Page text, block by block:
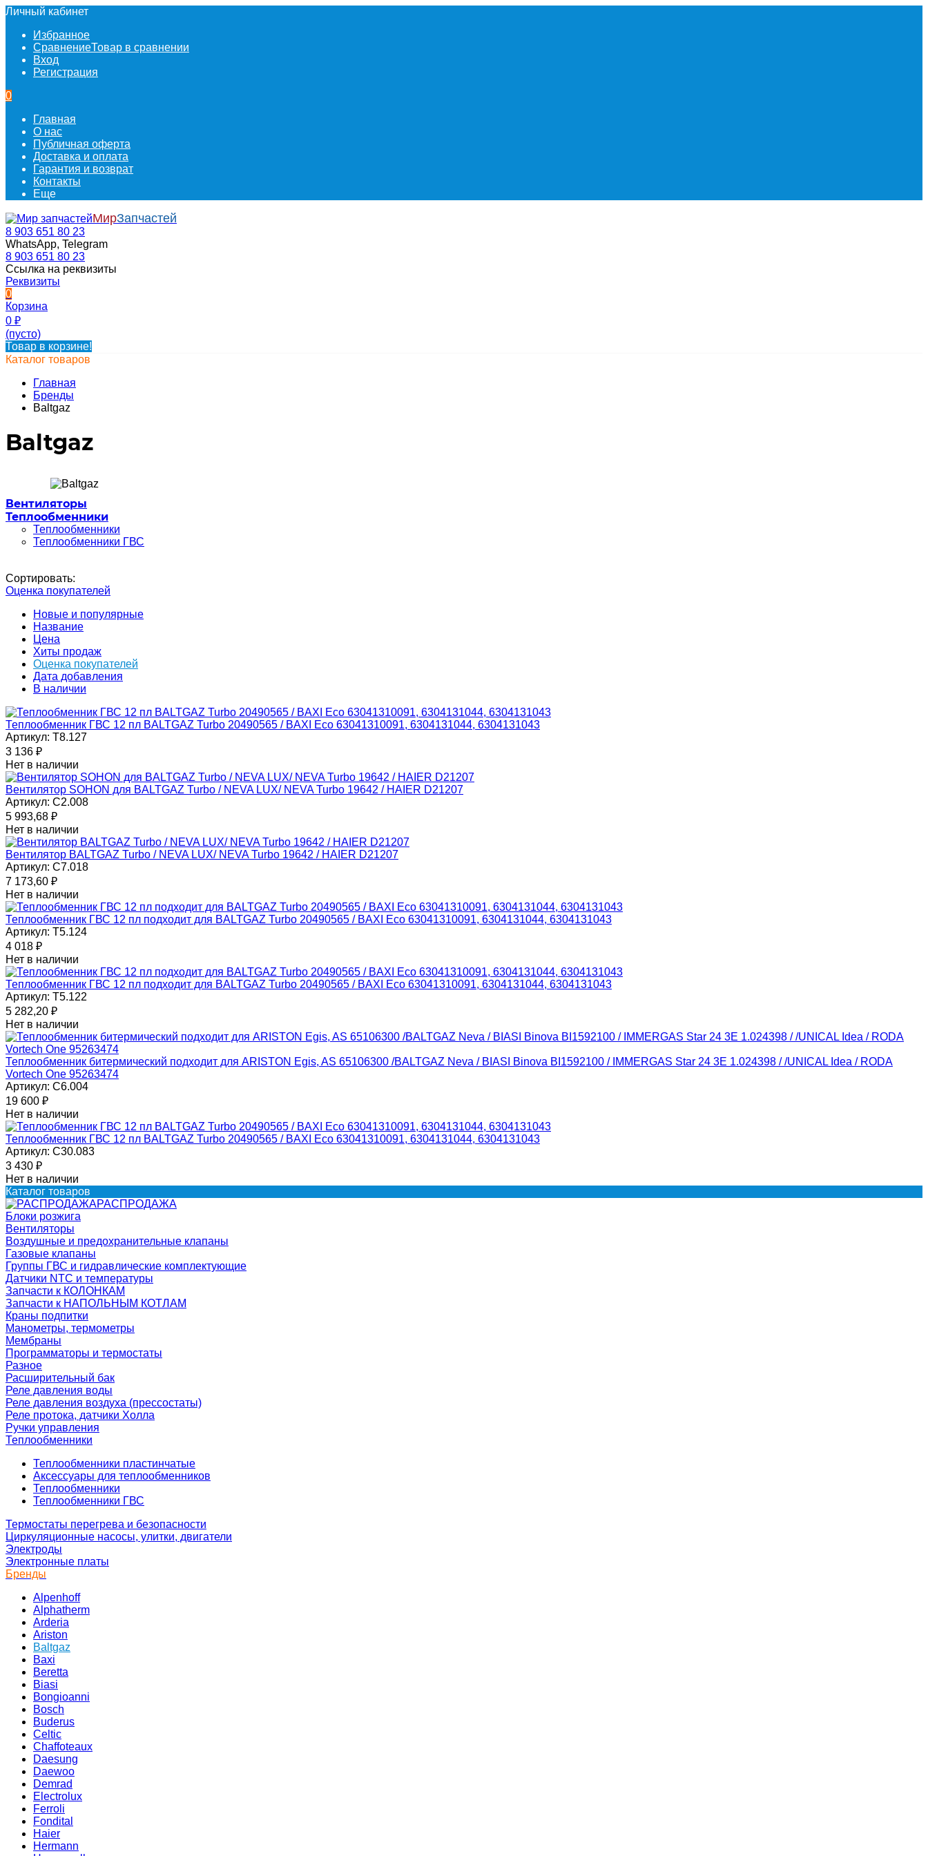
Личный кабинет
Избранное
СравнениеТовар в сравнении
Вход
Регистрация
0
Главная
О нас
Публичная оферта
Доставка и оплата
Гарантия и возврат
Контакты
Еще
МирЗапчастей
8 903 651 80 23
WhatsApp, Telegram
8 903 651 80 23
Ссылка на реквизиты
Реквизиты
0
Корзина
0 ₽
(пусто)
Товар в корзине!
Каталог товаров
Главная
Бренды
Baltgaz
Baltgaz
Вентиляторы
Теплообменники
Теплообменники
Теплообменники ГВС
Сортировать:
Оценка покупателей
Новые и популярные
Название
Цена
Хиты продаж
Оценка покупателей
Дата добавления
В наличии
Теплообменник ГВС 12 пл BALTGAZ Turbo 20490565 / BAXI Eco 63041310091, 6304131044, 6304131043
Артикул: T8.127
3 136 ₽
Нет в наличии
Вентилятор SOHON для BALTGAZ Turbo / NEVA LUX/ NEVA Turbo 19642 / HAIER D21207
Артикул: C2.008
5 993,68 ₽
Нет в наличии
Вентилятор BALTGAZ Turbo / NEVA LUX/ NEVA Turbo 19642 / HAIER D21207
Артикул: C7.018
7 173,60 ₽
Нет в наличии
Теплообменник ГВС 12 пл подходит для BALTGAZ Turbo 20490565 / BAXI Eco 63041310091, 6304131044, 6304131043
Артикул: T5.124
4 018 ₽
Нет в наличии
Теплообменник ГВС 12 пл подходит для BALTGAZ Turbo 20490565 / BAXI Eco 63041310091, 6304131044, 6304131043
Артикул: T5.122
5 282,20 ₽
Нет в наличии
Теплообменник битермический подходит для ARISTON Egis, AS 65106300 /BALTGAZ Neva / BIASI Binova BI1592100 / IMMERGAS Star 24 3E 1.024398 / /UNICAL Idea / RODA
Vortech One 95263474
Артикул: C6.004
19 600 ₽
Нет в наличии
Теплообменник ГВС 12 пл BALTGAZ Turbo 20490565 / BAXI Eco 63041310091, 6304131044, 6304131043
Артикул: C30.083
3 430 ₽
Нет в наличии
Каталог товаров
РАСПРОДАЖА
Блоки розжига
Вентиляторы
Воздушные и предохранительные клапаны
Газовые клапаны
Группы ГВС и гидравлические комплектующие
Датчики NTC и температуры
Запчасти к КОЛОНКАМ
Запчасти к НАПОЛЬНЫМ КОТЛАМ
Краны подпитки
Манометры, термометры
Мембраны
Программаторы и термостаты
Разное
Расширительный бак
Реле давления воды
Реле давления воздуха (прессостаты)
Реле протока, датчики Холла
Ручки управления
Теплообменники
Теплообменники пластинчатые
Аксессуары для теплообменников
Теплообменники
Теплообменники ГВС
Термостаты перегрева и безопасности
Циркуляционные насосы, улитки, двигатели
Электроды
Электронные платы
Бренды
Alpenhoff
Alphatherm
Arderia
Ariston
Baltgaz
Baxi
Beretta
Biasi
Bongioanni
Bosch
Buderus
Celtic
Chaffoteaux
Daesung
Daewoo
Demrad
Electrolux
Ferroli
Fondital
Haier
Hermann